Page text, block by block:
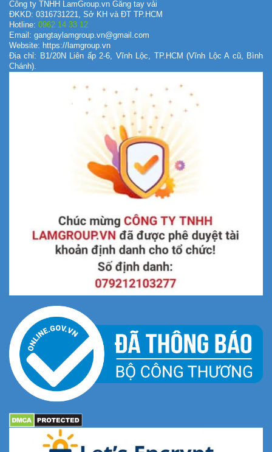
Công ty TNHH LamGroup.vn Găng tay vải
ĐKKD: 0316731221, Sở KH và ĐT TP.HCM
Hotline: 0962 14 33 12
Email: gangtaylamgroup.vn@gmail.com
Website: https://lamgroup.vn
Địa chỉ: B1/20N Liên ấp 2-6, Vĩnh Lộc, TP.HCM (Vĩnh Lộc A cũ, Bình
Chánh).